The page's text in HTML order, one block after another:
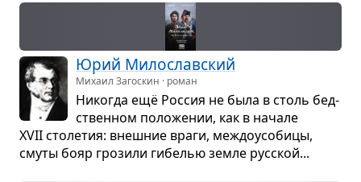
Юрий Мило­слав­ский
Михаил Загоскин · роман
Нико­гда ещё Рос­сия не была в столь бед­
ствен­ном поло­же­нии, как в начале
XVII сто­ле­тия: внеш­ние враги, меж­до­усо­бицы,
смуты бояр гро­зили гибе­лью земле рус­ской...